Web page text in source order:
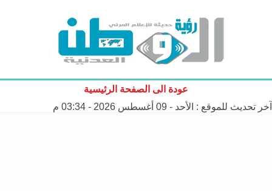
عودة الى الصفحة الرئيسية
آخر تحديث للموقع : الأحد - 09 أغسطس 2026 - 03:34 م